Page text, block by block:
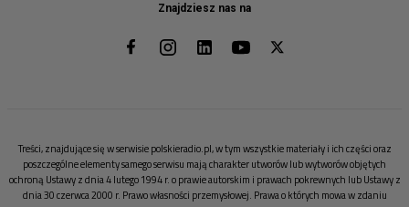
Znajdziesz nas na
Treści, znajdujące się w serwisie polskieradio.pl, w tym wszystkie materiały i ich części oraz
poszczególne elementy samego serwisu mają charakter utworów lub wytworów objętych
ochroną Ustawy z dnia 4 lutego 1994 r. o prawie autorskim i prawach pokrewnych lub Ustawy z
dnia 30 czerwca 2000 r. Prawo własności przemysłowej. Prawa o których mowa w zdaniu